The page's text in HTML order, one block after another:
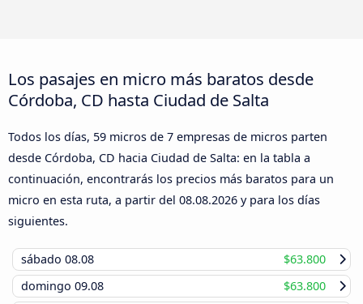
Los pasajes en micro más baratos desde
Córdoba, CD hasta Ciudad de Salta
Todos los días, 59 micros de 7 empresas de micros parten
desde Córdoba, CD hacia Ciudad de Salta: en la tabla a
continuación, encontrarás los precios más baratos para un
micro en esta ruta, a partir del 08.08.2026 y para los días
siguientes.
sábado 08.08
$63.800
domingo 09.08
$63.800